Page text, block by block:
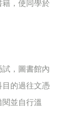
，使同學於
，圖書館內
的過往文憑
並自行溫